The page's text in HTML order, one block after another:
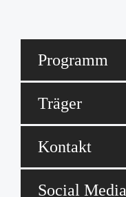
Programm
Träger
Kontakt
Social Media